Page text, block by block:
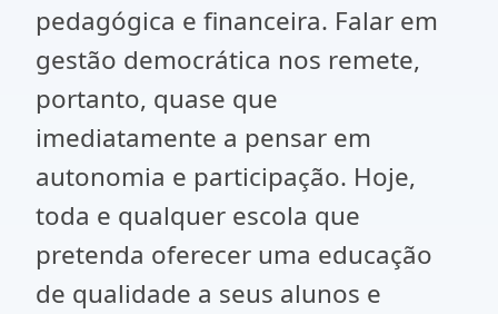
pedagógica e financeira. Falar em
gestão democrática nos remete,
portanto, quase que
imediatamente a pensar em
autonomia e participação. Hoje,
toda e qualquer escola que
pretenda oferecer uma educação
de qualidade a seus alunos e